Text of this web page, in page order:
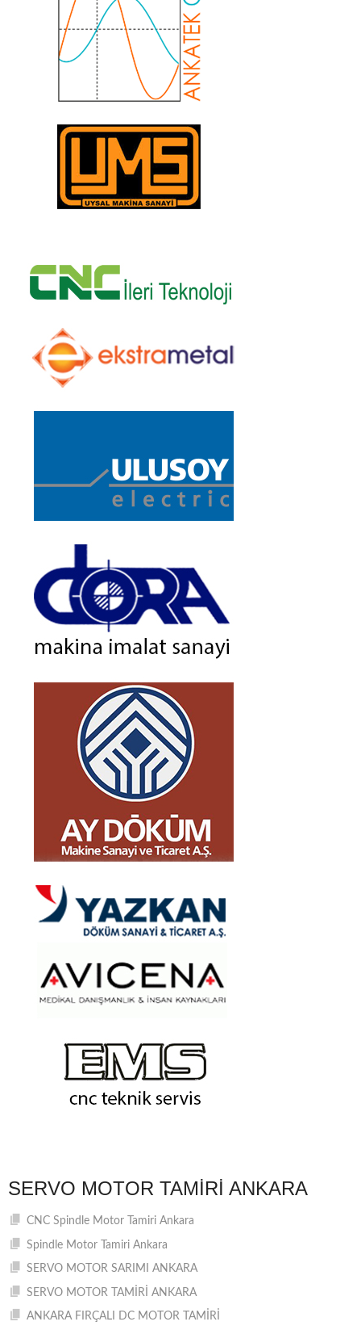
SERVO MOTOR TAMIRI ANKARA
CNC Spindle Motor Tamiri Ankara
Spindle Motor Tamiri Ankara
SERVO MOTOR SARIMI ANKARA
SERVO MOTOR TAMİRİ ANKARA
ANKARA FIRÇALI DC MOTOR TAMİRİ